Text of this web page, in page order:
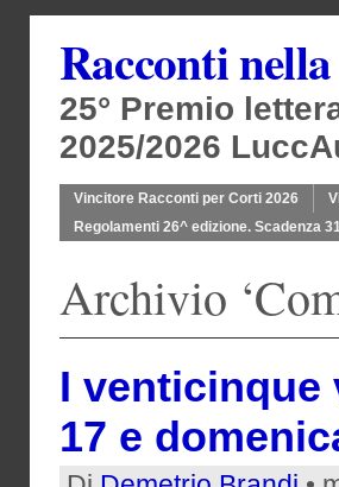
Racconti
25° Premio
2025/2026
Vincitore Racconti per Corti 2026
Regolamenti 26^ edizione. Scadenza
Archivio
I
17 e